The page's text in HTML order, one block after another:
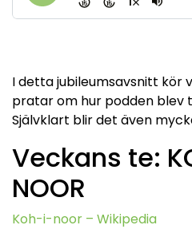
I detta jubileumsavsnitt kör
pratar om hur podden blev
Självklart blir det även
Veckans te:
NOOR
Koh-i-noor – Wikipedia